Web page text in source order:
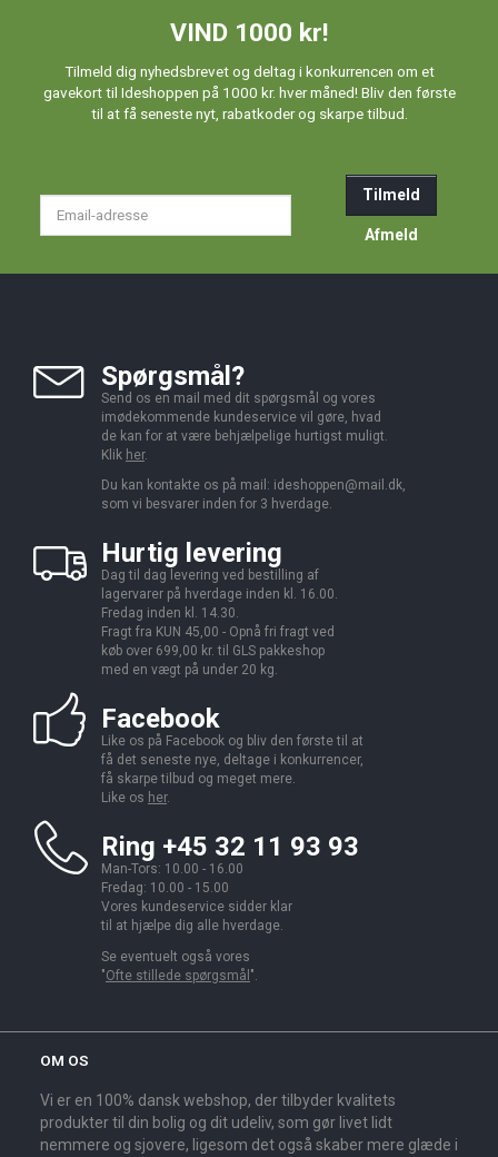
VIND 1000 kr!
Tilmeld dig nyhedsbrevet og deltag i konkurrencen om et
gavekort til Ideshoppen på 1000 kr. hver måned! Bliv den første
til at få seneste nyt, rabatkoder og skarpe tilbud.
Tilmeld
Afmeld
Spørgsmål?
Send os en mail med dit spørgsmål og vores
imødekommende kundeservice vil gøre, hvad
de kan for at være behjælpelige hurtigst muligt.
Klik her.
Du kan kontakte os på mail: ideshoppen@mail.dk,
som vi besvarer inden for 3 hverdage.
Hurtig levering
Dag til dag levering ved bestilling af
lagervarer på hverdage inden kl. 16.00.
Fredag inden kl. 14.30.
Fragt fra KUN 45,00 - Opnå fri fragt ved
køb over 699,00 kr. til GLS pakkeshop
med en vægt på under 20 kg.
Facebook
Like os på Facebook og bliv den første til at
få det seneste nye, deltage i konkurrencer,
få skarpe tilbud og meget mere.
Like os her.
Ring +45 32 11 93 93
Man-Tors: 10.00 - 16.00
Fredag: 10.00 - 15.00
Vores kundeservice sidder klar
til at hjælpe dig alle hverdage.
Se eventuelt også vores
"Ofte stillede spørgsmål ".
OM OS
Vi er en 100% dansk webshop, der tilbyder kvalitets
produkter til din bolig og dit udeliv, som gør livet lidt
nemmere og sjovere, ligesom det også skaber mere glæde i